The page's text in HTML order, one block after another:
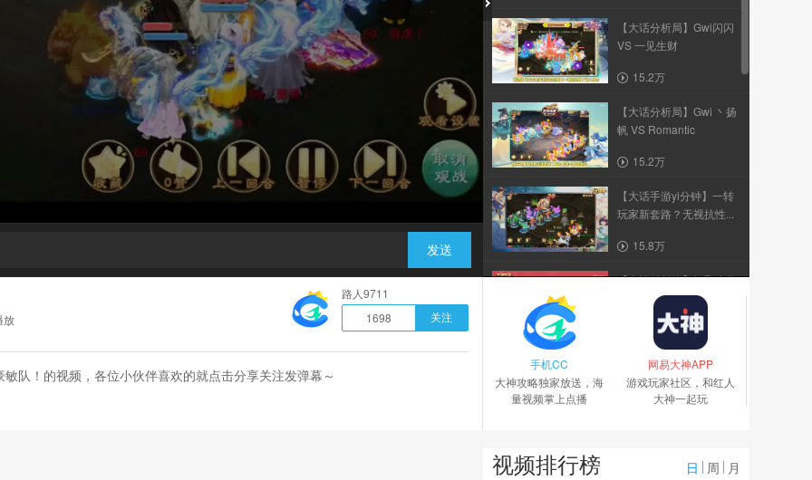
发送
【大话分析局】Gwi闪闪
VS 一见生财
15.2万
【大话分析局】Gwi 丶扬
帆 VS Romantic
15.2万
【大话手游yi分钟】一转
玩家新套路？无视抗性...
15.8万
【大神帮帮忙】轻取大将
军，大闹天宫玩法攻略
139.5万
【大话手游yi分钟】刑天
配残梦这么diao？带躺...
放
路人9711
1698
关注
队！的视频，各位小伙伴喜欢的就点击分享关注发弹幕～
手机CC
大神攻略独家放送，海
量视频掌上点播
网易大神APP
游戏玩家社区，和红人
大神一起玩
视频排行榜 日 周 月